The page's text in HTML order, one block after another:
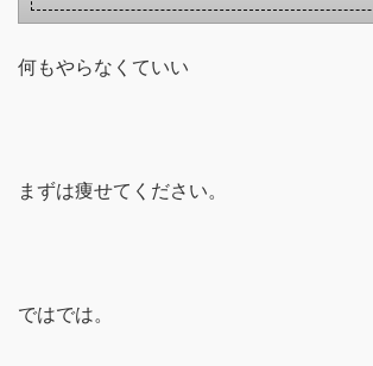
何もやらなくていい
まずは痩せてください。
ではでは。